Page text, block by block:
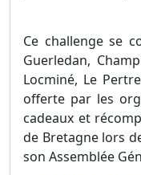
Ce challenge se
Guerledan,
Locminé, Le
offerte par les
cadeaux et
de Bretagne lors
son Assemblée